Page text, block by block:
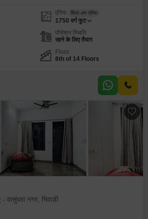
एरिया बिल्ट-अप एरिया
1750 वर्ग फुट
पॉसेशन स्थिति
रहने के लिए तैयार
Floor
8th of 14 Floors
वासुंधरा नगर, भिवाडी